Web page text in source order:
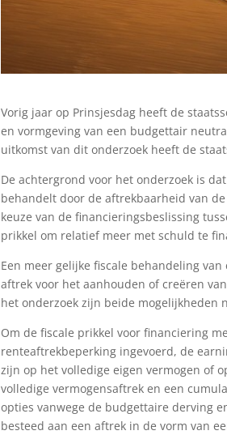
Vorig jaar op Prinsjesdag heeft de
en vormgeving van een budgettair
uitkomst van dit onderzoek heeft de
De achtergrond voor het onderzoek is
behandelt door de aftrekbaarheid van
keuze van de financieringsbeslissing
prikkel om relatief meer met schuld te
Een meer gelijke fiscale behandeling
aftrek voor het aanhouden of creëren
het onderzoek zijn beide mogelijkheden
Om de fiscale prikkel voor financiering
renteaftrekbeperking ingevoerd, de
zijn op het volledige eigen vermogen of
volledige vermogensaftrek en een
opties vanwege de budgettaire derving
besteed aan een aftrek in de vorm van